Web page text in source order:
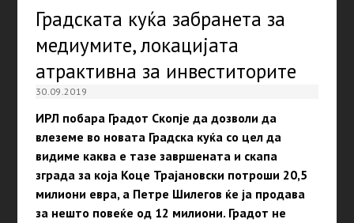
Градската куќа забранета за
медиумите, локацијата
атрактивна за инвеститорите
30.09.2019
ИРЛ побара Градот Скопје да дозволи да
влеземе во новата Градска куќа со цел да
видиме каква е тазе завршената и скапа
зграда за која Коце Трајановски потроши 20,5
милиони евра, а Петре Шилегов ќе ја продава
за нешто повеќе од 12 милиони. Градот не